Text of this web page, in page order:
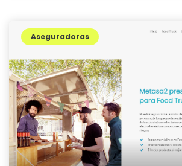
Aseguradoras